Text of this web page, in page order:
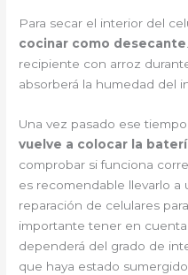
Para secar el interior del
cocinar como desecante
recipiente con arroz
absorberá la humedad del
Una vez pasado ese tiempo,
vuelve a colocar la
comprobar si funciona
es recomendable llevarlo
reparación de celulares
importante tener en
dependerá del grado de
que haya estado